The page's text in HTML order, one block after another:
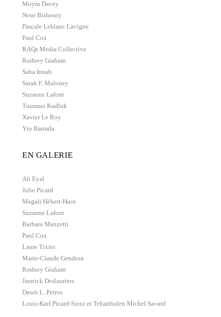
Moyra Davey
Nour Bishouty
Pascale Leblanc Lavigne
Paul Cox
RAQs Media Collective
Rodney Graham
Saba Innab
Sarah F. Maloney
Suzanne Lafont
Tuumasi Kudluk
Xavier Le Roy
Yto Barrada
EN GALERIE
Ali Eyal
Julie Picard
Magali Hébert-Huot
Suzanne Lafont
Barbara Manzetti
Paul Cox
Laure Tixier
Marie-Claude Gendron
Rodney Graham
Jannick Deslauriers
Dawit L. Petros
Louis-Karl Picard-Sioui et Teharihulen Michel Savard